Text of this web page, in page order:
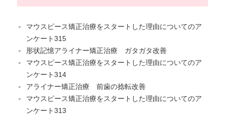
マウスピース矯正治療をスタートした理由についてのア
ンケート315
形状記憶アライナー矯正治療 ガタガタ改善
マウスピース矯正治療をスタートした理由についてのア
ンケート314
アライナー矯正治療 前歯の捻転改善
マウスピース矯正治療をスタートした理由についてのア
ンケート313